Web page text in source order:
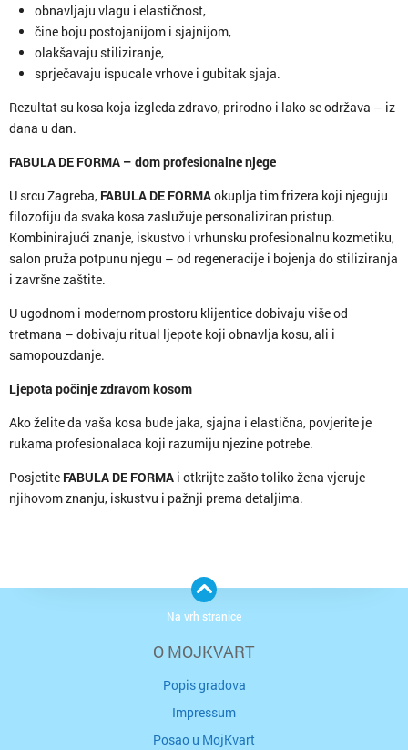
obnavljaju vlagu i elastičnost,
čine boju postojanijom i sjajnijom,
olakšavaju stiliziranje,
sprječavaju ispucale vrhove i gubitak sjaja.
Rezultat su kosa koja izgleda zdravo, prirodno i lako se održava – iz
dana u dan.
FABULA DE FORMA – dom profesionalne njege
U srcu Zagreba, FABULA DE FORMAokuplja tim frizera koji njeguju
filozofiju da svaka kosa zaslužuje personaliziran pristup.
Kombinirajući znanje, iskustvo i vrhunsku profesionalnu kozmetiku,
salon pruža potpunu njegu – od regeneracije i bojenja do stiliziranja
i završne zaštite.
U ugodnom i modernom prostoru klijentice dobivaju više od
tretmana – dobivaju ritual ljepote koji obnavlja kosu, ali i
samopouzdanje.
Ljepota počinje zdravom kosom
Ako želite da vaša kosa bude jaka, sjajna i elastična, povjerite je
rukama profesionalaca koji razumiju njezine potrebe.
Posjetite FABULA DE FORMA i otkrijte zašto toliko žena vjeruje
njihovom znanju, iskustvu i pažnji prema detaljima.
O MOJKVART
Popis gradova
Impressum
Posao u MojKvart
Na vrh stranice